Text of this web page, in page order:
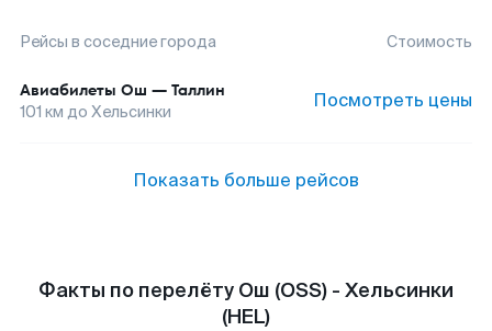
Рейсы в соседние города Стоимость
Авиабилеты Ош — Таллин
101 км до Хельсинки Посмотреть цены
Показать больше рейсов
Факты по перелёту Ош (OSS) - Хельсинки
(HEL)